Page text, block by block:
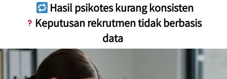
Hasil psikotes kurang konsisten
Keputusan rekrutmen tidak berbasis
data